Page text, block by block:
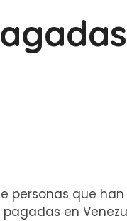
personas que
en